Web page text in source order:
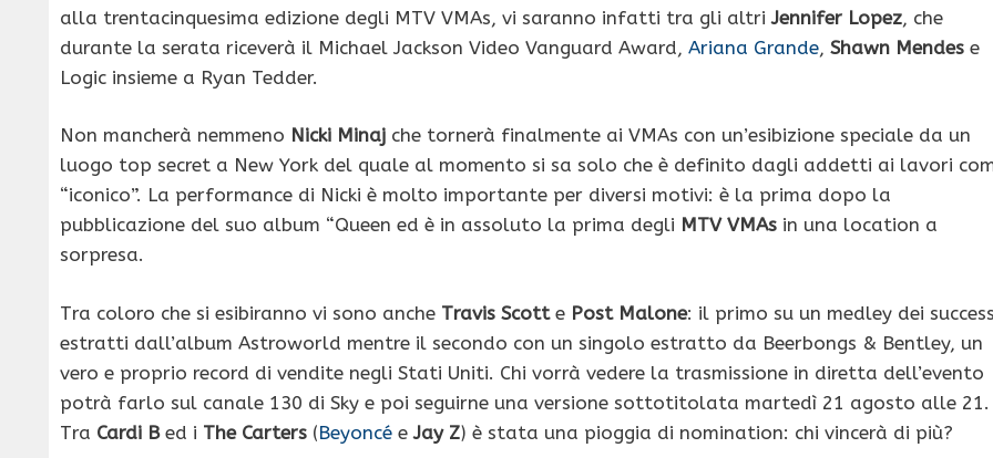
alla trentacinquesima edizione degli MTV VMAs, vi saranno infatti tra gli altriJennifer Lopez, che
durante la serata riceverà il Michael Jackson Video Vanguard Award, Ariana Grande, Shawn Mendes e
Logic insieme a Ryan Tedder.
Non mancherà nemmeno Nicki Minaj che tornerà finalmente ai VMAs con un’esibizione speciale da un
luogo top secret a New York del quale al momento si sa solo che è definito dagli addetti ai lavori
“iconico”. La performance di Nicki è molto importante per diversi motivi: è la prima dopo la
pubblicazione del suo album “Queen ed è in assoluto la prima degli MTV VMAs in una location a
sorpresa.
Tra coloro che si esibiranno vi sono anche Travis Scotte Post Malone: il primo su un medley dei
estratti dall’album Astroworld mentre il secondo con un singolo estratto da Beerbongs & Bentley, un
vero e proprio record di vendite negli Stati Uniti. Chi vorrà vedere la trasmissione in diretta dell’evento
potrà farlo sul canale 130 di Sky e poi seguirne una versione sottotitolata martedì 21 agosto alle 21.
Tra Cardi Bed i The Carters (Beyoncé eJay Z) è stata una pioggia di nomination: chi vincerà di più?